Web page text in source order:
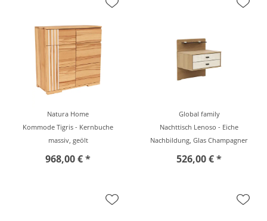
Natura Home
Kommode Tigris - Kernbuche
massiv, geölt
968,00 € *
Global family
Nachttisch Lenoso - Eiche
Nachbildung, Glas Champagner
526,00 € *